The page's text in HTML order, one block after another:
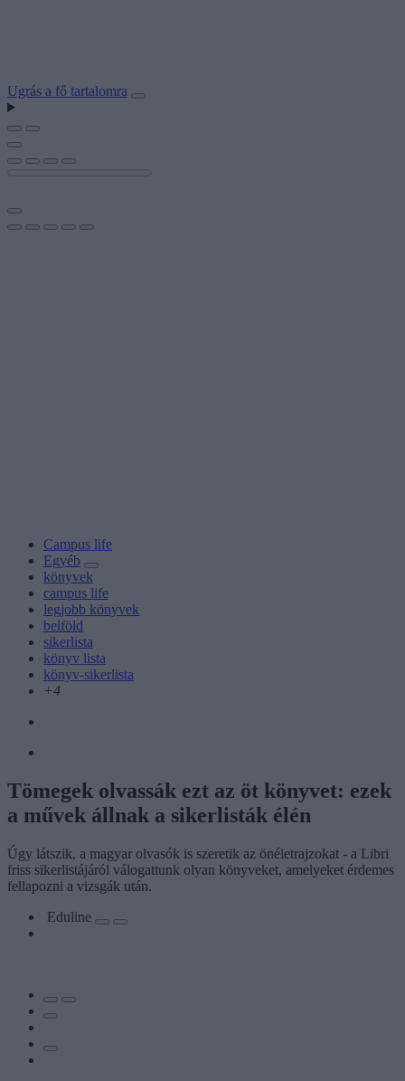
Ugrás a fő tartalomra
Campus life
Egyéb
könyvek
campus life
legjobb könyvek
belföld
sikerlista
könyv lista
könyv-sikerlista
+4
Tömegek olvassák ezt az öt könyvet: ezek
a művek állnak a sikerlisták élén
Úgy látszik, a magyar olvasók is szeretik az önéletrajzokat - a Libri
friss sikerlistájáról válogattunk olyan könyveket, amelyeket érdemes
fellapozni a vizsgák után.
Eduline